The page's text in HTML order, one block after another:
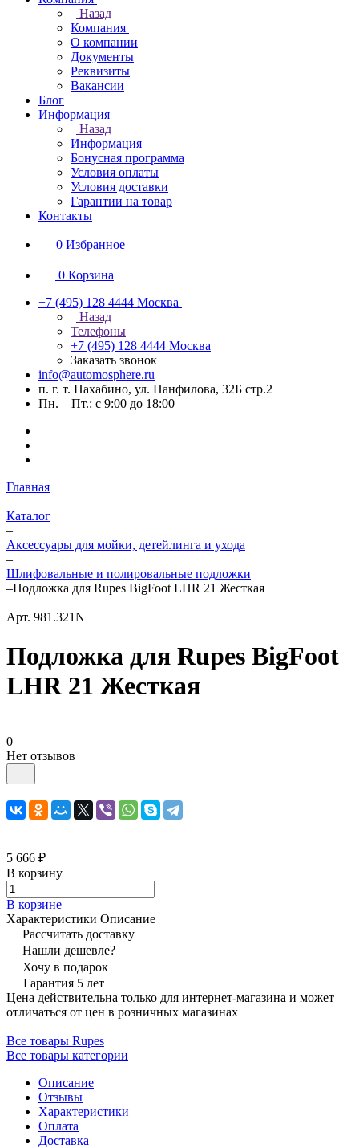
Назад
Компания
О компании
Документы
Реквизиты
Вакансии
Блог
Информация
Назад
Информация
Бонусная программа
Условия оплаты
Условия доставки
Гарантии на товар
Контакты
0 Избранное
0 Корзина
+7 (495) 128 4444 Москва
Назад
Телефоны
+7 (495) 128 4444 Москва
Заказать звонок
info@automosphere.ru
п. г. т. Нахабино, ул. Панфилова, 32Б стр.2
Пн. – Пт.: с 9:00 до 18:00
Главная
–
Каталог
–
Аксессуары для мойки, детейлинга и ухода
–
Шлифовальные и полировальные подложки
–Подложка для Rupes BigFoot LHR 21 Жесткая
Арт. 981.321N
Подложка для Rupes BigFoot
LHR 21 Жесткая
0
Нет отзывов
5 666 ₽
В корзину
В корзине
Характеристики Описание
Рассчитать доставку
Нашли дешевле?
Хочу в подарок
Гарантия 5 лет
Цена действительна только для интернет-магазина и может
отличаться от цен в розничных магазинах
Все товары Rupes
Все товары категории
Описание
Отзывы
Характеристики
Оплата
Доставка